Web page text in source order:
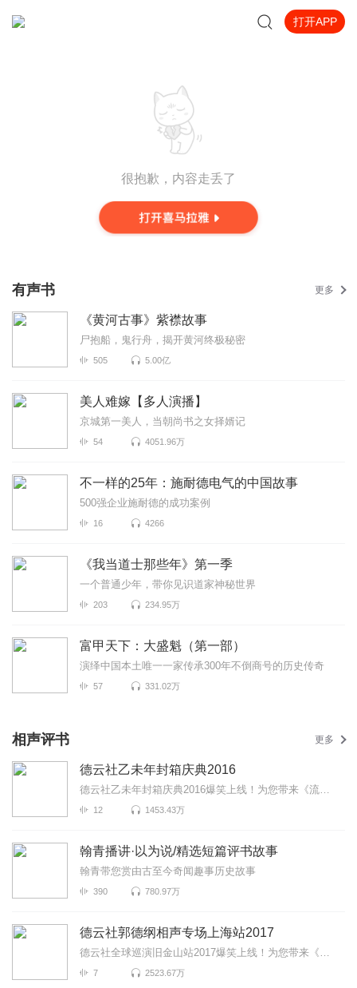
打开APP
很抱歉，内容走丢了
有声书 更多
《黄河古事》紫襟故事
尸抱船，鬼行舟，揭开黄河终极秘密
505 5.00亿
美人难嫁【多人演播】
京城第一美人，当朝尚书之女择婿记
54 4051.96万
不一样的25年：施耐德电气的中国故事
500强企业施耐德的成功案例
16 4266
《我当道士那些年》第一季
一个普通少年，带你见识道家神秘世界
203 234.95万
富甲天下：大盛魁（第一部）
演绎中国本土唯一一家传承300年不倒商号的历史传奇
57 331.02万
相声评书 更多
德云社乙未年封箱庆典2016
德云社乙未年封箱庆典2016爆笑上线！为您带来《流金岁月》《唱大戏》《师徒父子》等高能相声！各种爆笑...
12 1453.43万
翰青播讲·以为说/精选短篇评书故事
翰青带您赏由古至今奇闻趣事历史故事
390 780.97万
德云社郭德纲相声专场上海站2017
德云社全球巡演旧金山站2017爆笑上线！为您带来《说学逗胖》《恭喜发财》《郭大文豪》等高能相声！各种...
7 2523.67万